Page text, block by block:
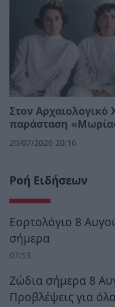
Στον
παράσταση
20/07/2026 20:16
Ροή Ειδήσεων
Εορτολόγιο 8
σήμερα
07:53
Ζώδια σήμερα 8
Προβλέψεις για